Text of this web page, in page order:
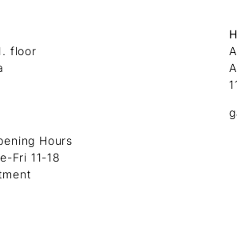
floor
Hours
Fri 11-18